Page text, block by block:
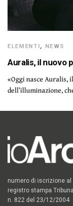
ELEMENTI, NEWS
Auralis, il nuovo
«Oggi nasce
dell’illuminazione,
numero di iscrizione al
registro stampa
n. 822 del 23/12/2004